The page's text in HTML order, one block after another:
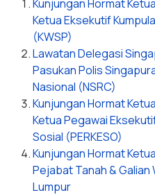
Kunjungan Hormat
Ketua Eksekutif
(KWSP)
Lawatan Delegasi
Pasukan Polis
Nasional (NSRC)
Kunjungan Hormat
Ketua Pegawai
Sosial (PERKESO)
Kunjungan Hormat
Pejabat Tanah & Galian
Lumpur